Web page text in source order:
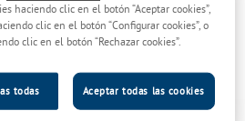
Medicina interna
haciendo clic en el botón “Aceptar cookies”,
clic en el botón “Configurar cookies”, o
clic en el botón “Rechazar cookies”.
todas Aceptar todas las cookies